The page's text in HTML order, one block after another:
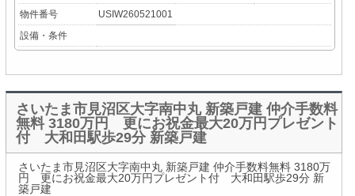
物件番号
USIW260521001
設備・条件
さいたま市見沼区大字南中丸 新築戸建 仲介手数料
無料 3180万円 更にお祝金最大20万円プレゼント
付 大和田駅歩29分 新築戸建
さいたま市見沼区大字南中丸 新築戸建 仲介手数料無料 3180万
円 更にお祝金最大20万円プレゼント付 大和田駅歩29分 新
築戸建